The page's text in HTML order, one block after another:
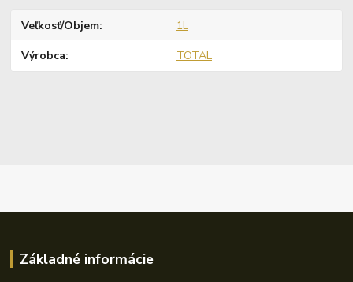
Veľkosť/Objem 1L
Výrobca TOTAL
Základné informácie